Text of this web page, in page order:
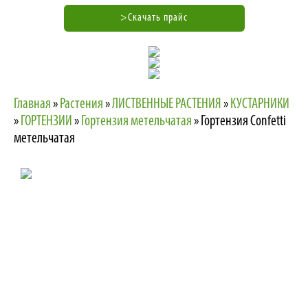
>Скачать прайс
Главная» Растения»ЛИСТВЕННЫЕ РАСТЕНИЯ » КУСТАРНИКИ
» ГОРТЕНЗИИ » Гортензия метельчатая» Гортензия Confetti
метельчатая